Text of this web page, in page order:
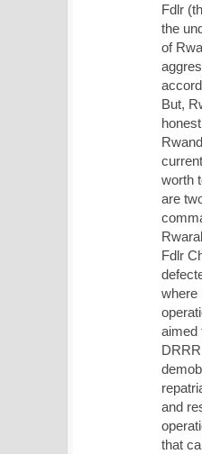
Fdlr
the
of
But,
worth
are
Fdlr
where
aimed
and
that